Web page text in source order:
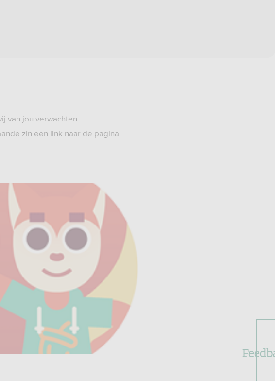
van jou verwachten.
zin een link naar de pagina